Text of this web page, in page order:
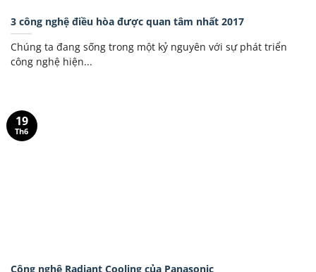
3 công nghệ điều hòa được quan tâm nhất 2017
Chúng ta đang sống trong một kỷ nguyên với sự phát triển
công nghệ hiện...
Công nghệ Radiant Cooling của Panasonic
19
Th6